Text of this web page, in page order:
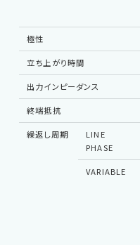
極性
立ち上がり時間
出力インピーダンス
終端抵抗
繰返し周期
LINE
PHASE
VARIABLE